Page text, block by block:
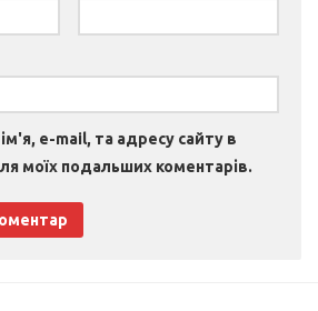
e-mail, та адресу сайту в
моїх подальших коментарів.